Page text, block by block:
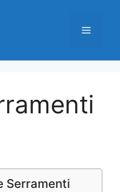
Menu
Serramenti